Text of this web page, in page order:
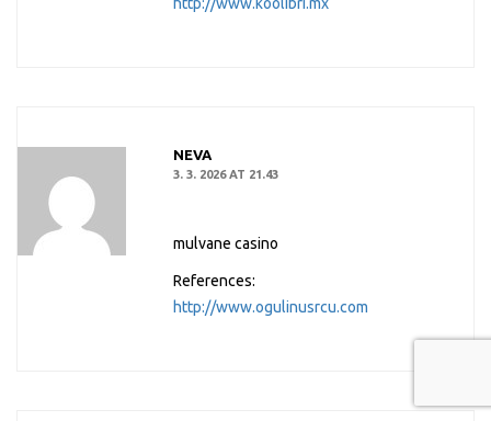
NEVA
3. 3. 2026 AT 21.43
mulvane casino
References:
http://www.ogulinusrcu.com